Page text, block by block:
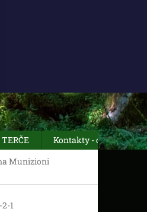
TERČE Kontakty - otevírací
Munizioni
1